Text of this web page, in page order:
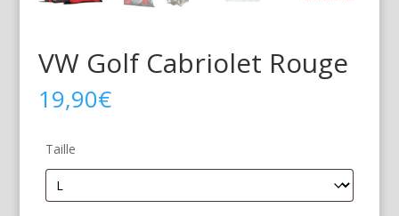
VW Golf Cabriolet Rouge
19,90€
Taille